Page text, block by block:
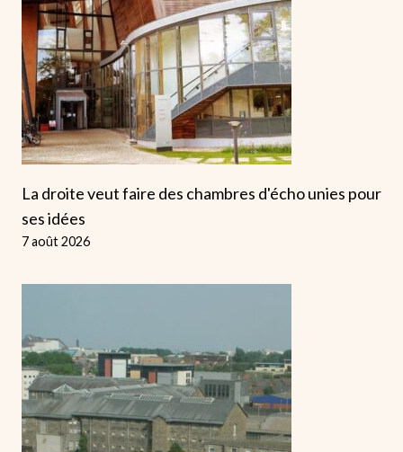
La droite veut faire des chambres d'écho unies pour
ses idées
7 août 2026